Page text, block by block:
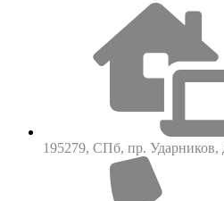
195279, СПб, пр. Ударников,